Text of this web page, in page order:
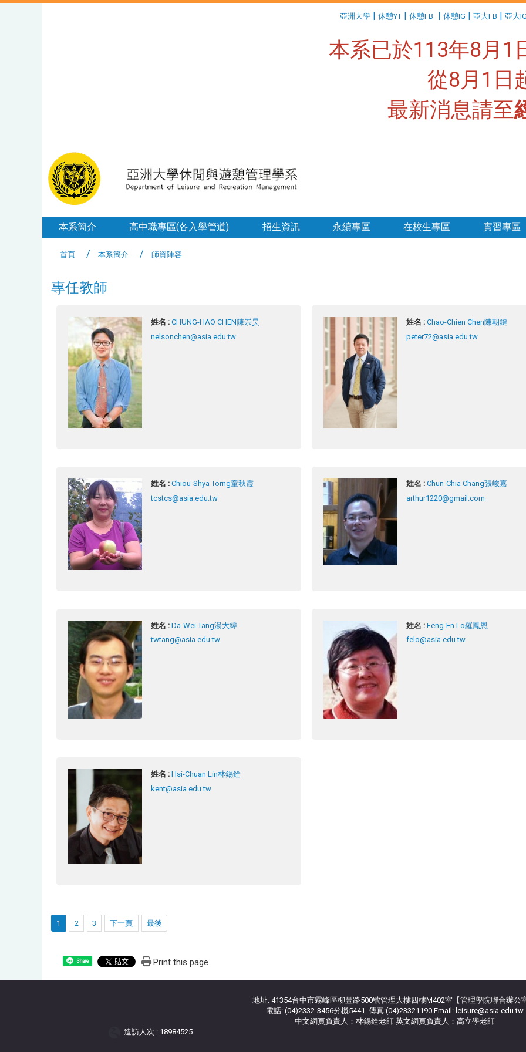
亞洲大學 | 休憩YT | 休憩FB | 休憩IG | 亞大FB | 亞大
本系已於113年8月1
從8月1日
最新消息請至
本系簡介 高中職專區(各入學管道) 招生資訊 永續專區 在校生專區 實習專區
首頁 本系簡介 師資陣容
專任教師
姓名 : CHUNG-HAO CHEN陳崇昊
nelsonchen@asia.edu.tw
姓名 : Chao-Chien Chen陳朝鍵
peter72@asia.edu.tw
姓名 : Chiou-Shya Torng童秋霞
tcstcs@asia.edu.tw
姓名 : Chun-Chia Chang張峻嘉
arthur1220@gmail.com
姓名 : Da-Wei Tang湯大緯
twtang@asia.edu.tw
姓名 : Feng-En Lo羅鳳恩
felo@asia.edu.tw
姓名 : Hsi-Chuan Lin林錫銓
kent@asia.edu.tw
1 2 3 下一頁 最後
Share Print this page
地址: 41354台中市霧峰區柳豐路500號管理大樓四樓M402室【管理學院聯合辦公
電話: (04)2332-3456分機5441 傳真:(04)23321190 Email: leisure@asia.edu.tw
中文網頁負責人：林錫銓老師 英文網頁負責人：高立學老師
造訪人次 : 18984525